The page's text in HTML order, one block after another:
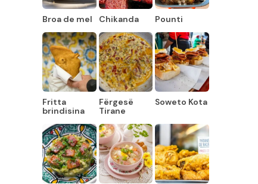
Broa de mel Chikanda Pounti
Fritta
brindisina
Fërgesë
Tirane
Soweto Kota